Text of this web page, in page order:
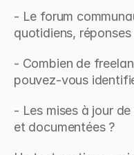
- Le forum
quotidiens,
- Combien de
pouvez-vous
- Les mises à jour
et documentées ?